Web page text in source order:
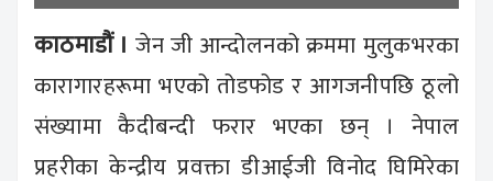
काठमाडौं । जेन जी आन्दोलनको क्रममा मुलुकभरका
कारागारहरूमा भएको तोडफोड र आगजनीपछि ठूलो
संख्यामा कैदीबन्दी फरार भएका छन् । नेपाल
प्रहरीका केन्द्रीय प्रवक्ता डीआईजी विनोद घिमिरेका